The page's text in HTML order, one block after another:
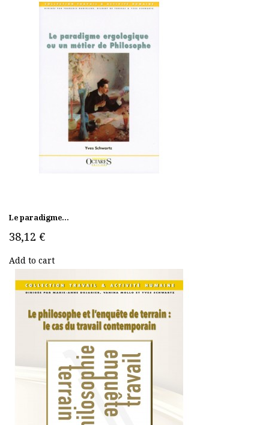
Le paradigme...
38,12 €
Add to cart